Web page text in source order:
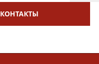
КОНТАКТЫ